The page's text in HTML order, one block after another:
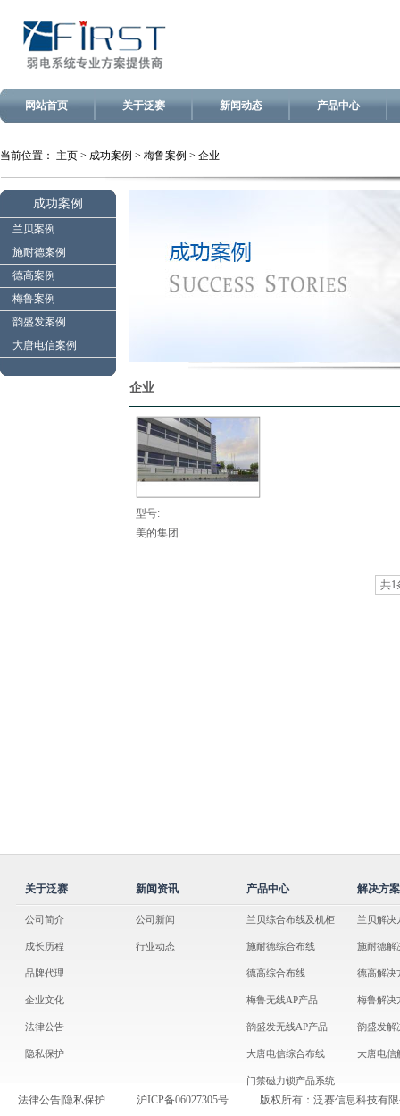
网站首页 关于泛赛 新闻动态 产品中心
当前位置： 主页 > 成功案例 > 梅鲁案例 > 企业
成功案例
兰贝案例
施耐德案例
德高案例
梅鲁案例
韵盛发案例
大唐电信案例
企业
型号:
美的集团
共1
关于泛赛
公司简介
成长历程
品牌代理
企业文化
法律公告
隐私保护
新闻资讯
公司新闻
行业动态
产品中心
兰贝综合布线及机柜
施耐德综合布线
德高综合布线
梅鲁无线AP产品
韵盛发无线AP产品
大唐电信综合布线
门禁磁力锁产品系统
解决方案
兰贝解决
施耐德解
德高解决
梅鲁解决
韵盛发解
大唐电信
法律公告 隐私保护 沪ICP备06027305号 版权所有：泛赛信息科技有